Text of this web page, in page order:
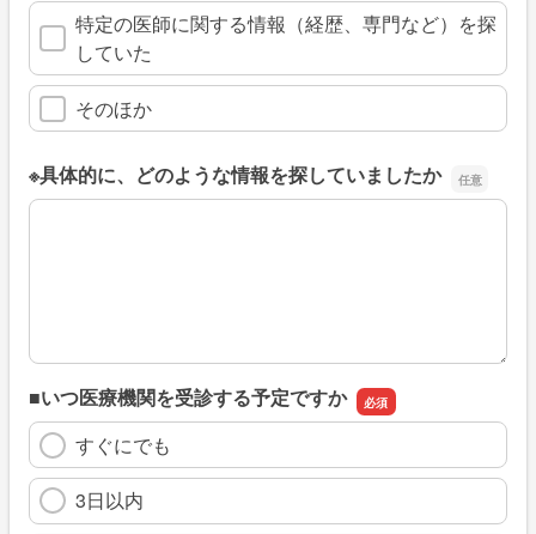
特定の医師に関する情報（経歴、専門など）を探
していた
そのほか
※具体的に、どのような情報を探していましたか
※具体的に、どのような情報を探していましたか
■いつ医療機関を受診する予定ですか
すぐにでも
3日以内